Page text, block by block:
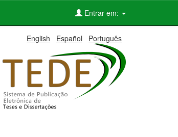
Entrar em:
English Español Português